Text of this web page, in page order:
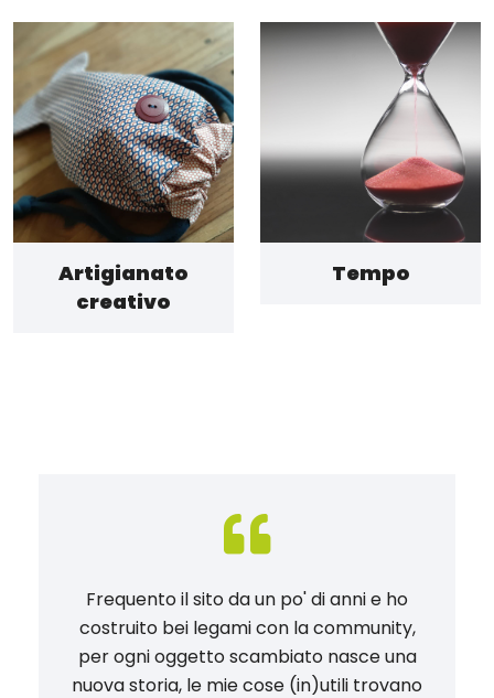
Artigianato
creativo
Tempo
Frequento il sito da un po' di anni e ho
costruito bei legami con la community,
per ogni oggetto scambiato nasce una
nuova storia, le mie cose (in)utili trovano